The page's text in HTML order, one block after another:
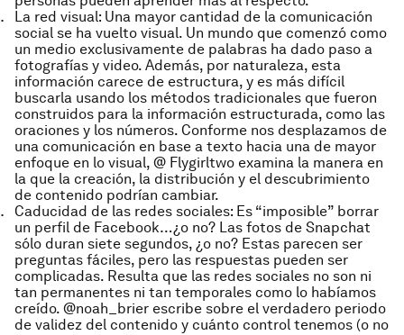
La red visual: Una mayor cantidad de la comunicación
social se ha vuelto visual. Un mundo que comenzó como
un medio exclusivamente de palabras ha dado paso a
fotografías y video. Además, por naturaleza, esta
información carece de estructura, y es más difícil
buscarla usando los métodos tradicionales que fueron
construidos para la información estructurada, como las
oraciones y los números. Conforme nos desplazamos de
una comunicación en base a texto hacia una de mayor
enfoque en lo visual, @ Flygirltwo examina la manera en
la que la creación, la distribución y el descubrimiento
de contenido podrían cambiar.
Caducidad de las redes sociales: Es “imposible” borrar
un perfil de Facebook…¿o no? Las fotos de Snapchat
sólo duran siete segundos, ¿o no? Estas parecen ser
preguntas fáciles, pero las respuestas pueden ser
complicadas. Resulta que las redes sociales no son ni
tan permanentes ni tan temporales como lo habíamos
creído. @noah_brier escribe sobre el verdadero periodo
de validez del contenido y cuánto control tenemos (o no